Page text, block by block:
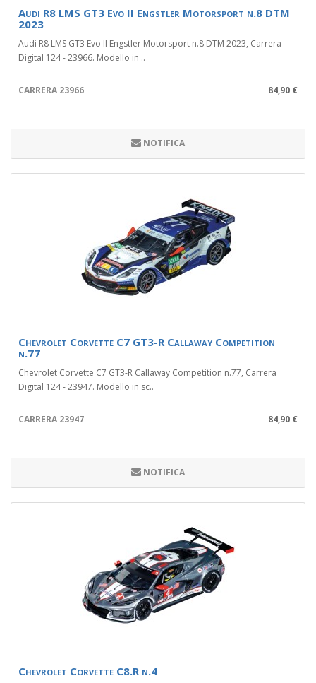
Audi R8 LMS GT3 Evo II Engstler Motorsport n.8 DTM
2023
Audi R8 LMS GT3 Evo II Engstler Motorsport n.8 DTM 2023, Carrera
Digital 124 - 23966. Modello in ..
CARRERA 23966 84,90 €
NOTIFICA
Chevrolet Corvette C7 GT3-R Callaway Competition
n.77
Chevrolet Corvette C7 GT3-R Callaway Competition n.77, Carrera
Digital 124 - 23947. Modello in sc..
CARRERA 23947 84,90 €
NOTIFICA
Chevrolet Corvette C8.R n.4